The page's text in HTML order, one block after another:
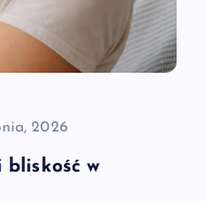
2026
bliskość w